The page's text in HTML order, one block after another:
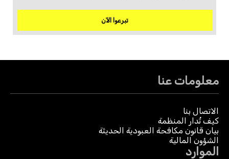
تبرعوا الآن
معلومات عنا
الاتصال بنا
كيف تُدار المنظمة
بيان قانون مكافحة العبودية الحديثة
الشؤون المالية
الموارد